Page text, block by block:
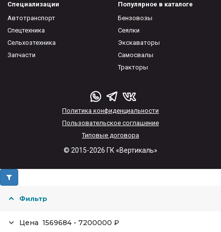
Специализации
Автотранспорт
Спецтехника
Сельхозтехника
Запчасти
Популярное в каталоге
Бензовозы
Сеялки
Экскаваторы
Самосвалы
Тракторы
Политика конфиденциальности
Пользовательское соглашение
Типовые договора
© 2015-2026 ГК «Вертикаль»
Фильтр
Цена 1569684 - 7200000 ₽